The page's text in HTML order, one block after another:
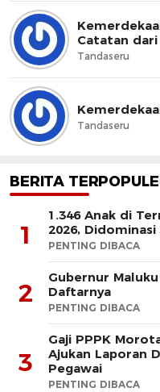
Catatan dari
Tandaseru
Tandaseru
BERITA
1
1.346 Anak di
2026, Didominasi
PENTING DIBACA
2
Gubernur
Daftarnya
PENTING DIBACA
3
Gaji PPPK
Ajukan Laporan
Pegawai
PENTING DIBACA